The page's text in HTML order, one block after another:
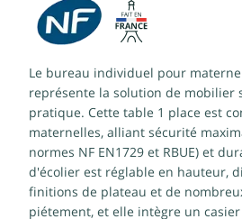
Le bureau individuel pour
représente la solution de mobilier
pratique. Cette table 1 place est
maternelles, alliant sécurité
normes NF EN1729 et RBUE) et
d'écolier est réglable en hauteur,
finitions de plateau et de
piétement, et elle intègre un